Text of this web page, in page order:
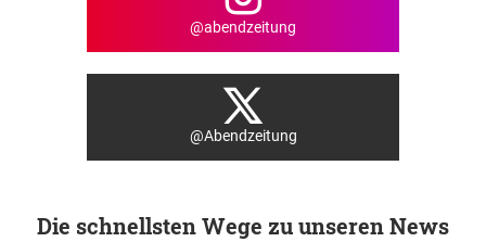
@abendzeitung
@Abendzeitung
Die schnellsten Wege zu unseren News